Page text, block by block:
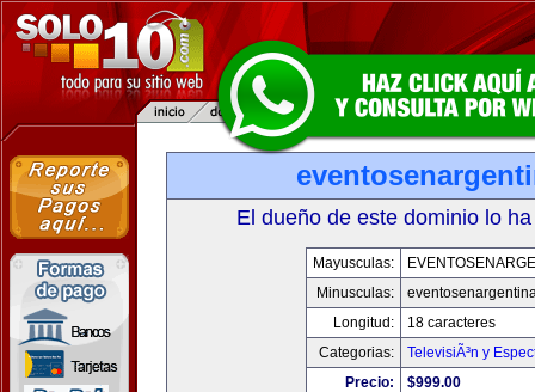
El dueño de este dominio lo
Mayusculas:
Minusculas:
Longitud:
18 caracteres
Categorias:
TelevisiÃ³n y
Precio:
$999.00